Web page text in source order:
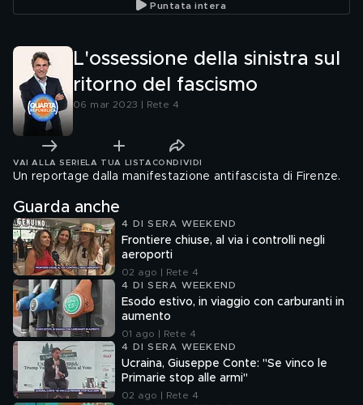
Puntata intera
L'ossessione della sinistra sul
ritorno del fascismo
06 mar 2023 | Rete 4
VAI ALLA SERIE LA TUA LISTA CONDIVIDI
Un reportage dalla manifestazione antifascista di Firenze.
Guarda anche
4 DI SERA WEEKEND
Frontiere chiuse, al via i controlli negli
aeroporti
02 ago | Rete 4
4 DI SERA WEEKEND
Esodo estivo, in viaggio con carburanti in
aumento
01 ago | Rete 4
4 DI SERA WEEKEND
Ucraina, Giuseppe Conte: "Se vinco le
Primarie stop alle armi"
02 ago | Rete 4